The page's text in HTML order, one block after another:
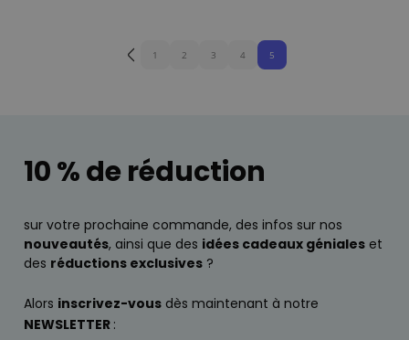
1 2 3 4 5
10 % de réduction
sur votre prochaine commande, des infos sur nos
nouveautés, ainsi que des idées cadeaux géniales et
des réductions exclusives ?
Alors inscrivez-vous dès maintenant à notre
NEWSLETTER :